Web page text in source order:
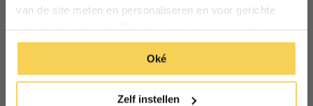
van de site meten en personaliseren en voor gerichte
manier. Klik op 'Oké' om alle cookies te accepteren. Of
klik op ‘alleen essentiele’ als je niet akkoord gaat met
cookies.
Oké
Zelf instellen
Schrijf je in voor de nieuwsbrief en ontvang €5 welkomstkorting!
Email
*Geldig bij minimale besteding vanaf €75
Inschrijven
*Geldig bij minimale besteding vanaf €75